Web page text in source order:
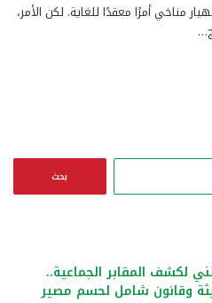
مناخي أمرًا معقدًا للغاية. لكن الأمر،
ن
لكشف المقابر الجماعية..
وقانون شامل لحسم مصير